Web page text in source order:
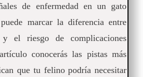
de enfermedad en un gato
marcar la diferencia entre
el riesgo de complicaciones
conocerás las pistas más
que tu felino podría necesitar